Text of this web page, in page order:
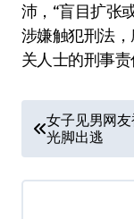
沛，“盲目扩张
涉嫌触犯刑法
关人士的刑事责
章
导
女子见男网友
光脚出逃